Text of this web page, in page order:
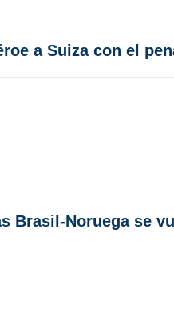
a Suiza con el
Brasil-Noruega se